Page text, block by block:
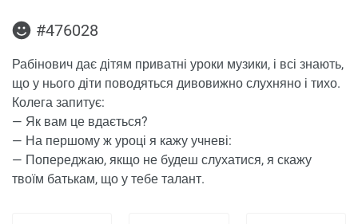
#476028
Рабінович дає дітям приватні уроки музики, і всі знають,
що у нього діти поводяться дивовижно слухняно і тихо.
Колега запитує:
— Як вам це вдається?
— На першому ж уроці я кажу учневі:
— Попереджаю, якщо не будеш слухатися, я скажу
твоїм батькам, що у тебе талант.